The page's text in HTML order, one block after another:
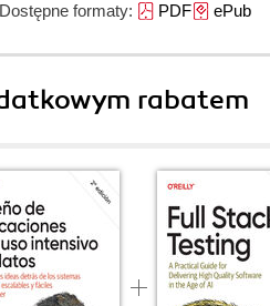
Dostępne formaty: PDFePub
rabatem